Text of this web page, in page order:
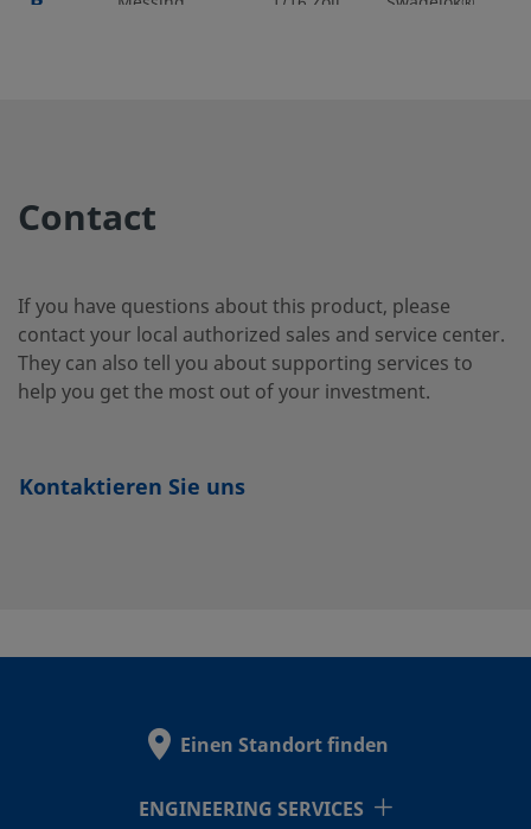
2-12
B-
1010-
2-8
Messing 5/8 Zoll
Swagelok®
B-
Messing
10M0-
Contact
If you have questions about this product, please
contact your local authorized sales and service center.
They can also tell you about supporting services to
help you get the most out of your investment.
Kontaktieren Sie uns
Einen Standort finden
ENGINEERING SERVICES